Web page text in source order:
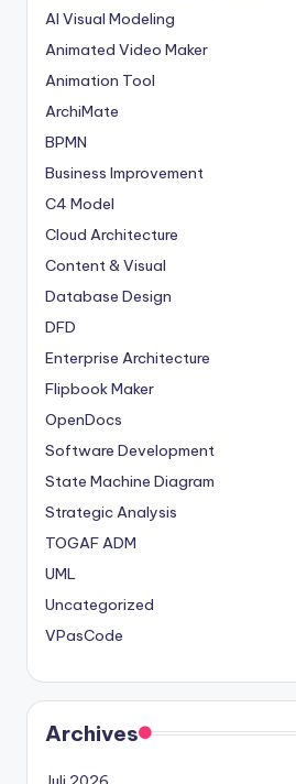
AI Visual Modeling
Animated Video Maker
Animation Tool
ArchiMate
BPMN
Business Improvement
C4 Model
Cloud Architecture
Content & Visual
Database Design
DFD
Enterprise Architecture
Flipbook Maker
OpenDocs
Software Development
State Machine Diagram
Strategic Analysis
TOGAF ADM
UML
Uncategorized
VPasCode
Archives